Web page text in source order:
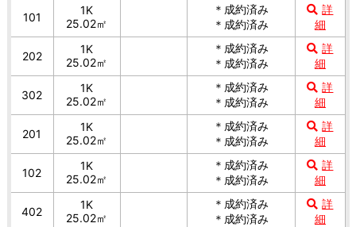
101
1K
25.02㎡
＊成約済み
＊成約済み
詳
細
202
1K
25.02㎡
＊成約済み
＊成約済み
詳
細
302
1K
25.02㎡
＊成約済み
＊成約済み
詳
細
201
1K
25.02㎡
＊成約済み
＊成約済み
詳
細
102
1K
25.02㎡
＊成約済み
＊成約済み
詳
細
402
1K
25.02㎡
＊成約済み
＊成約済み
詳
細